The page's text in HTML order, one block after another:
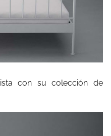
con su colección de